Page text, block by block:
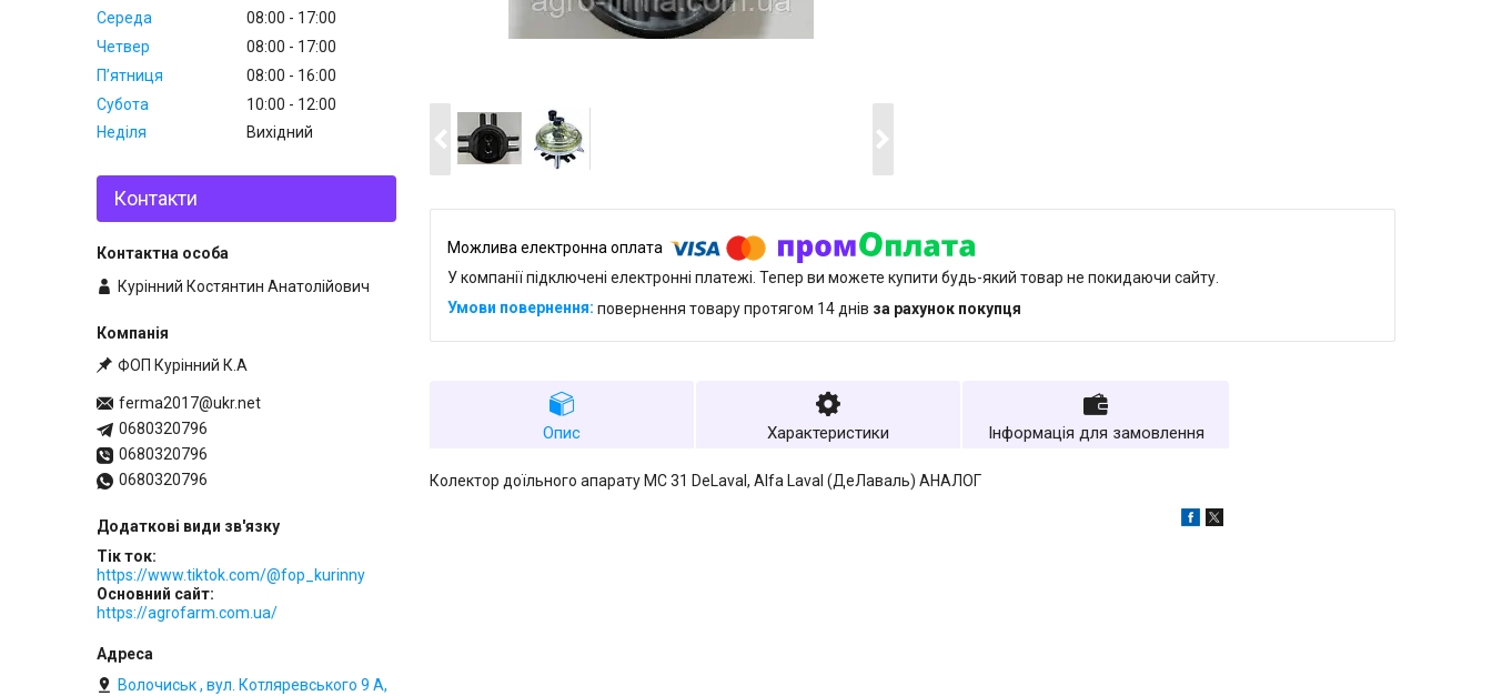
У компанії підключені електронні платежі. Тепер ви можете купити будь-який товар не покидаючи сайту.
повернення товару протягом 14 днів за рахунок покупця
Опис Характеристики Інформація для замовлення
Колектор доїльного апарату МС 31 DeLaval, Alfa Laval (ДеЛаваль) АНАЛОГ
Середа
08:00
17:00
Четвер
08:00
17:00
Пʼятниця
08:00
16:00
Субота
10:00
12:00
Неділя
Вихідний
Контакти
Курінний Костянтин Анатолійович
ФОП Курінний К.А
ferma2017@ukr.net
0680320796
0680320796
0680320796
Тік ток
https://www.tiktok.com/@fop_kurinny
Основний сайт
https://agrofarm.com.ua/
Волочиськ , вул. Котляревського 9 А,